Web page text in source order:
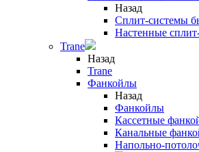
Назад
Сплит-системы
Настенные
Trane
Назад
Trane
Фанкойлы
Назад
Фанкойлы
Кассетные
Канальные
Напольно-